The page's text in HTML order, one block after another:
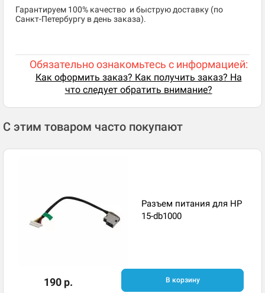
​Гарантируем 100% качество и быструю доставку (по
Санкт-Петербургу в день заказа).
Обязательно ознакомьтесь с информацией:
Как оформить заказ? Как получить заказ? На
что следует обратить внимание?
С этим товаром часто покупают
Разъем питания для HP
15-db1000
190 р. В корзину